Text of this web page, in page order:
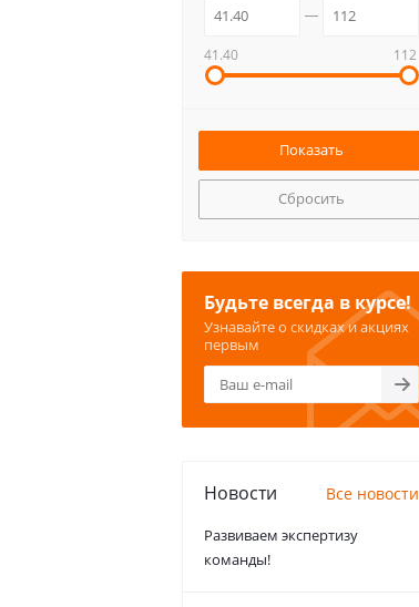
41.40 112
Сбросить
Будьте всегда в курсе!
Узнавайте о скидках и акциях
первым
Новости Все новости
Развиваем экспертизу
команды!